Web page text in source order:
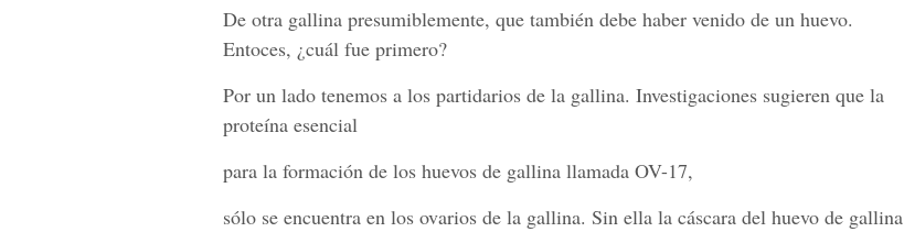
De otra gallina presumiblemente, que también debe haber venido de un huevo.
Entoces, ¿cuál fue primero?
Por un lado tenemos a los partidarios de la gallina. Investigaciones sugieren que la
proteína esencial
para la formación de los huevos de gallina llamada OV-17,
sólo se encuentra en los ovarios de la gallina. Sin ella la cáscara del huevo de gallina